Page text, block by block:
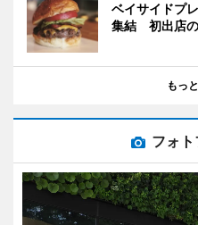
ベイサイドプ
集結 初出店
もっ
フォ